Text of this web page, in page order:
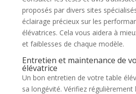
proposés par divers sites
éclairage précieux sur les
élévatrices. Cela vous aidera à
et faiblesses de chaque modèle.
Entretien et maintenance de
élévatrice
Un bon entretien de votre table
sa longévité. Vérifiez